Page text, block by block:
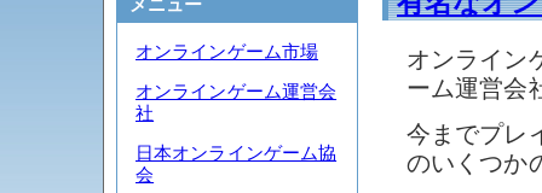
オンライン
ーム運営会
今までプレ
のいくつか
メニュー
オンラインゲーム市場
オンラインゲーム運営会
社
日本オンラインゲーム協
会